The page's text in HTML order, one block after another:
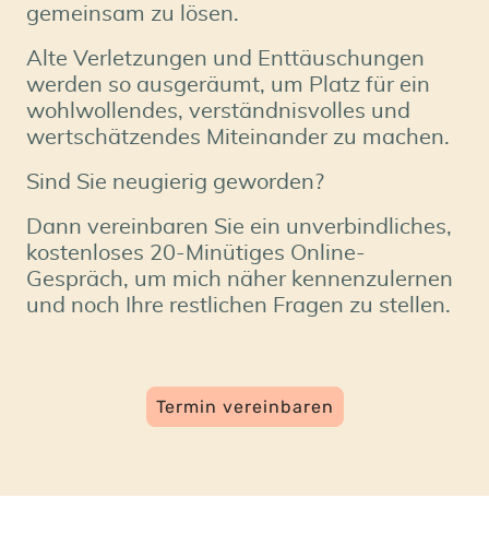
gemeinsam zu lösen.
Alte Verletzungen und Enttäuschungen
werden so ausgeräumt, um Platz für ein
wohlwollendes, verständnisvolles und
wertschätzendes Miteinander zu machen.
Sind Sie neugierig geworden?
Dann vereinbaren Sie ein unverbindliches,
kostenloses 20-Minütiges Online-
Gespräch, um mich näher kennenzulernen
und noch Ihre restlichen Fragen zu stellen.
Termin vereinbaren